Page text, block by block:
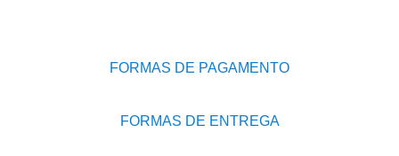
FORMAS DE PAGAMENTO
FORMAS DE ENTREGA